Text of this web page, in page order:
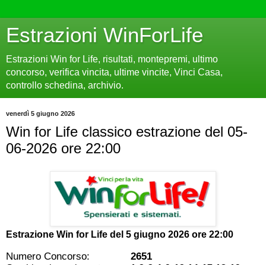
Estrazioni WinForLife
Estrazioni Win for Life, risultati, montepremi, ultimo
concorso, verifica vincita, ultime vincite, Vinci Casa,
controllo schedina, archivio.
venerdì 5 giugno 2026
Win for Life classico estrazione del 05-
06-2026 ore 22:00
Estrazione Win for Life del 5 giugno 2026 ore 22:00
Numero Concorso: 2651